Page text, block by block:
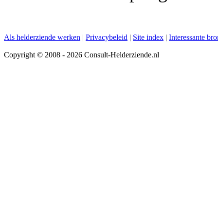
Als helderziende werken | Privacybeleid | Site index | Interessante
Copyright © 2008 - 2026 Consult-Helderziende.nl